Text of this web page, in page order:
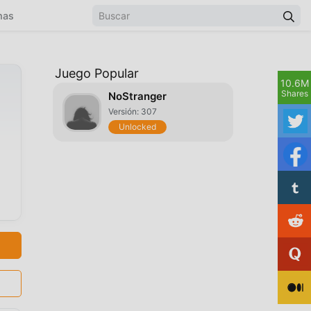
Juego Popular
NoStranger
Versión: 307
Unlocked
10.6M
Shares